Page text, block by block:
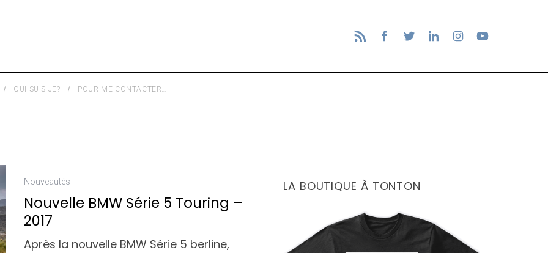
QUI SUIS-JE? POUR ME CONTACTER…
Nouveautés
Nouvelle BMW Série 5 Touring –
2017
Après la nouvelle BMW Série 5 berline,
LA BOUTIQUE À TONTON